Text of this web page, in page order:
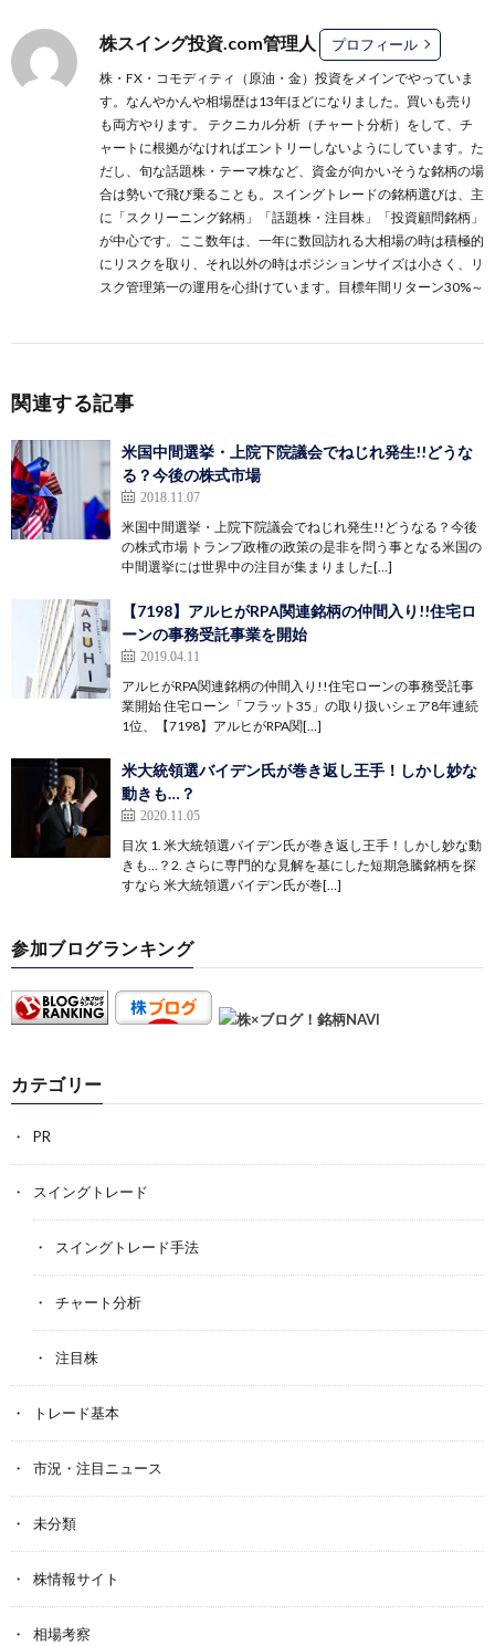
株スイング投資.com管理人 プロフィール
株・FX・コモディティ（原油・金）投資をメインでやっていま
す。なんやかんや相場歴は13年ほどになりました。買いも売り
も両方やります。 テクニカル分析（チャート分析）をして、チ
ャートに根拠がなければエントリーしないようにしています。た
だし、旬な話題株・テーマ株など、資金が向かいそうな銘柄の場
合は勢いで飛び乗ることも。スイングトレードの銘柄選びは、主
に 「スクリーニング銘柄」 「話題株・注目株」
「投資顧問銘柄」
が中心です。ここ数年は、一年に数回訪れる大相場の時は積極的
にリスクを取り、それ以外の時はポジションサイズは小さく、リ
スク管理第一の運用を心掛けています。目標年間リターン30%～
関連する記事
米国中間選挙・上院下院議会でねじれ発生!!どうな
る？今後の株式市場
2018.11.07
米国中間選挙・上院下院議会でねじれ発生!!どうなる？今後
の株式市場 トランプ政権の政策の是非を問う事となる米国の
中間選挙には世界中の注目が集まりました[…]
【7198】アルヒがRPA関連銘柄の仲間入り!!住宅ロ
ーンの事務受託事業を開始
2019.04.11
アルヒがRPA関連銘柄の仲間入り!!住宅ローンの事務受託事
業開始 住宅ローン「フラット35」の取り扱いシェア8年連続
1位、【7198】アルヒがRPA関[…]
米大統領選バイデン氏が巻き返し王手！しかし妙な
動きも…？
2020.11.05
目次 1. 米大統領選バイデン氏が巻き返し王手！しかし妙な動
きも…？2. さらに専門的な見解を基にした短期急騰銘柄を探
すなら 米大統領選バイデン氏が巻[…]
参加ブログランキング
カテゴリー
PR
スイングトレード
スイングトレード手法
チャート分析
注目株
トレード基本
市況・注目ニュース
未分類
株情報サイト
相場考察